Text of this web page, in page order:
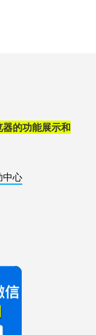
的功能展示和
心